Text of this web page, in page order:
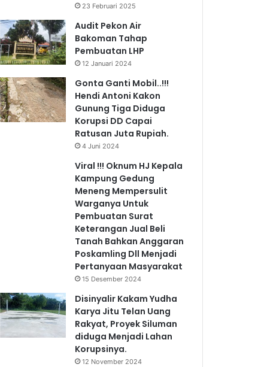
23 Februari 2025
Audit Pekon Air
Bakoman Tahap
Pembuatan LHP
12 Januari 2024
Gonta Ganti Mobil..!!!
Hendi Antoni Kakon
Gunung Tiga Diduga
Korupsi DD Capai
Ratusan Juta Rupiah.
4 Juni 2024
Viral !!! Oknum HJ Kepala
Kampung Gedung
Meneng Mempersulit
Warganya Untuk
Pembuatan Surat
Keterangan Jual Beli
Tanah Bahkan Anggaran
Poskamling Dll Menjadi
Pertanyaan Masyarakat
15 Desember 2024
Disinyalir Kakam Yudha
Karya Jitu Telan Uang
Rakyat, Proyek Siluman
diduga Menjadi Lahan
Korupsinya.
12 November 2024